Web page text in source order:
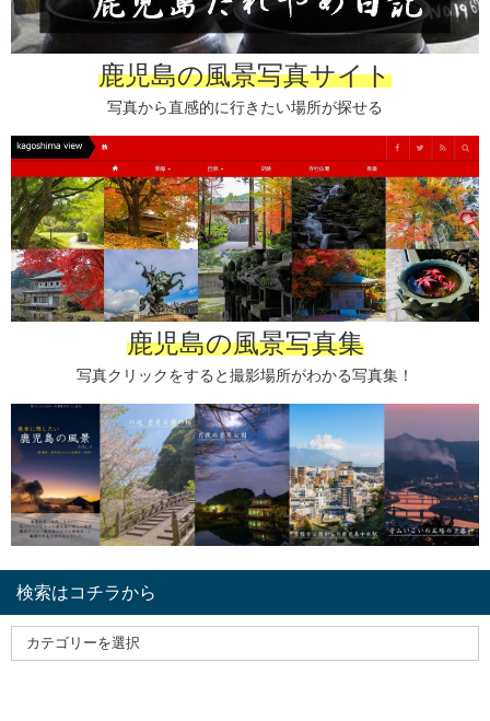
鹿児島の風景写真サイト
写真から直感的に行きたい場所が探せる
鹿児島の風景写真集
写真クリックをすると撮影場所がわかる写真集！
検索はコチラから